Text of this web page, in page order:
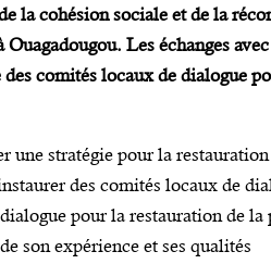
la cohésion sociale et de la
Les échanges
comités locaux de dialogue
une stratégie pour la
des comités locaux de
pour la restauration de la
son expérience et ses qualités